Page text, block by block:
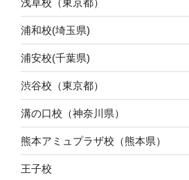
浦和校(埼玉県)
浦安校(千葉県)
渋谷校（東京都）
溝の口校（神奈川県）
熊本アミュプラザ校（熊本県）
王子校